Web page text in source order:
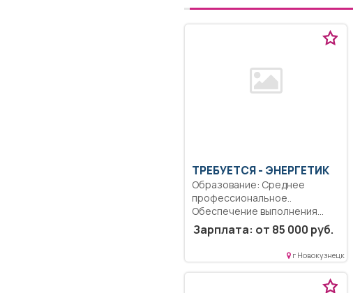
ТРЕБУЕТСЯ - ЭНЕРГЕТИК
Образование: Среднее
профессиональное..
Обеспечение выполнения
заданий по техническому
обслуживанию...
Зарплата: от 85 000 руб.
г Новокузнецк